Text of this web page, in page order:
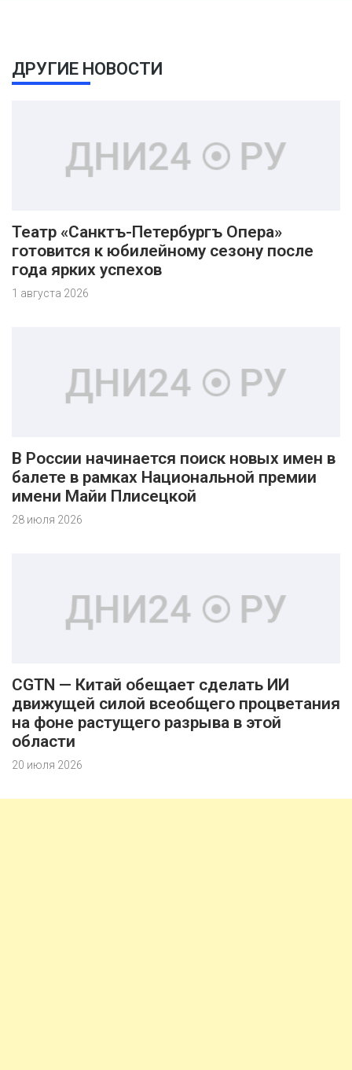
ДРУГИЕ НОВОСТИ
Театр «Санктъ-Петербургъ Опера»
готовится к юбилейному сезону после
года ярких успехов
1 августа 2026
В России начинается поиск новых имен в
балете в рамках Национальной премии
имени Майи Плисецкой
28 июля 2026
CGTN — Китай обещает сделать ИИ
движущей силой всеобщего процветания
на фоне растущего разрыва в этой
области
20 июля 2026